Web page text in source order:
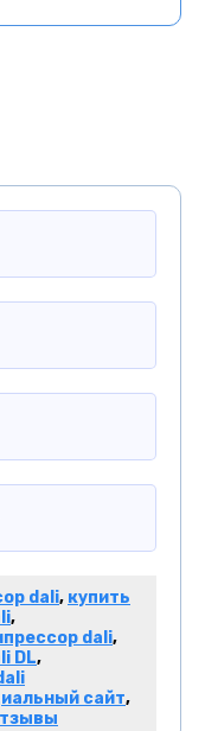
dali, купить
,
dali,
DL,
сайт,